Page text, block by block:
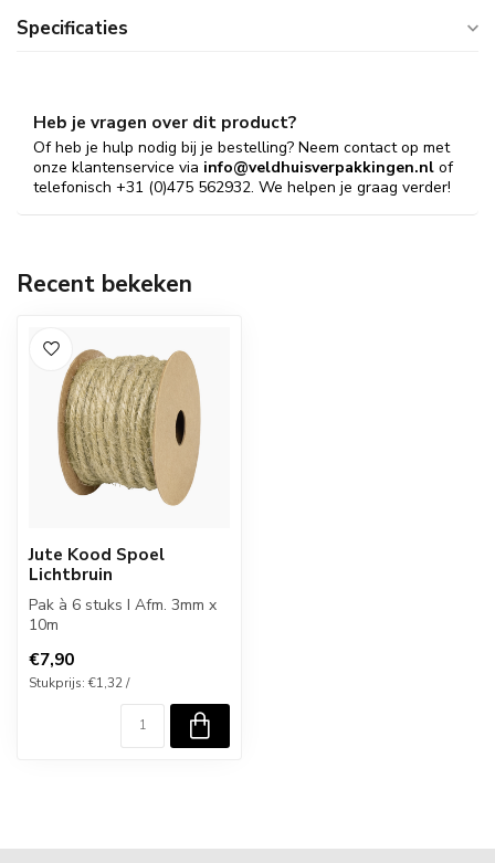
Specificaties
Heb je vragen over dit product?
Of heb je hulp nodig bij je bestelling? Neem contact op met
onze klantenservice via info@veldhuisverpakkingen.nl of
telefonisch +31 (0)475 562932. We helpen je graag verder!
Recent bekeken
Jute Kood Spoel
Lichtbruin
Pak à 6 stuks I Afm. 3mm x
10m
€7,90
Stukprijs: €1,32 /